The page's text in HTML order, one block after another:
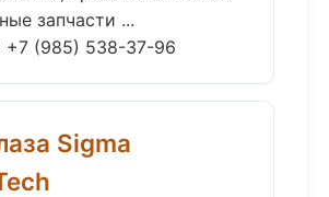
запчасти ...
+7 (985) 538-37-96
Sigma